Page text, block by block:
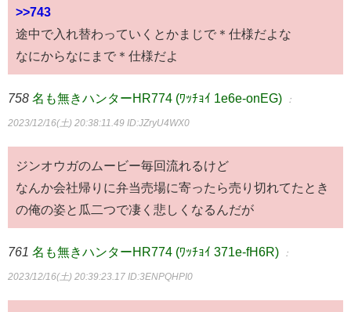
>>743
途中で入れ替わっていくとかまじで＊仕様だよな
なにからなにまで＊仕様だよ
758 名も無きハンターHR774 (ﾜｯﾁｮｲ 1e6e-onEG) ：
2023/12/16(土) 20:38:11.49 ID:JZryU4WX0
ジンオウガのムービー毎回流れるけど
なんか会社帰りに弁当売場に寄ったら売り切れてたとき
の俺の姿と瓜二つで凄く悲しくなるんだが
761 名も無きハンターHR774 (ﾜｯﾁｮｲ 371e-fH6R) ：
2023/12/16(土) 20:39:23.17 ID:3ENPQHPI0